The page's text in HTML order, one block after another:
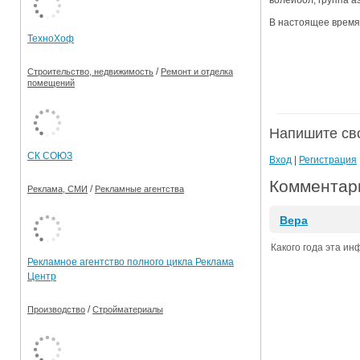
Ограничения движения транспорта на майские
В настоящее
Напишите
Вход Регистрация
Вера
Какого года эта
ТехноХоф
Строительство, недвижимость / Ремонт и отделка
помещений
СК СОЮЗ
Реклама, СМИ / Рекламные агентства
Рекламное агентство полного цикла Реклама
Центр
Производство /Стройматериалы